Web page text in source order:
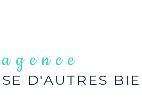
L'agence
D'AUTRES